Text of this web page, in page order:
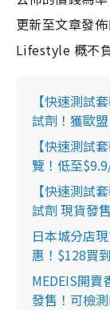
更新至文章發
Lifestyle 概不
【快速測試
試劑！獲歐
【快速測試
覽！低至
【快速測試
試劑 現貨發
日本城分店
惠！$128買
MEDEIS開
發售！可檢